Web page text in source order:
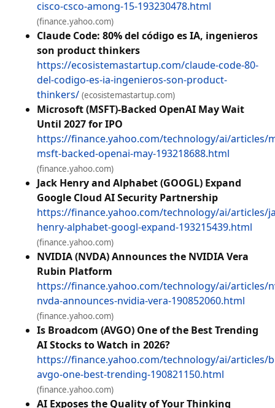
cisco-csco-among-15-193230478.html
(finance.yahoo.com)
Claude Code: 80% del código es IA, ingenieros
son product thinkers
https://ecosistemastartup.com/claude-code-80-
del-codigo-es-ia-ingenieros-son-product-
thinkers/ (ecosistemastartup.com)
Microsoft (MSFT)-Backed OpenAI May Wait
Until 2027 for IPO
https://finance.yahoo.com/technology/ai/articles/
msft-backed-openai-may-193218688.html
(finance.yahoo.com)
Jack Henry and Alphabet (GOOGL) Expand
Google Cloud AI Security Partnership
https://finance.yahoo.com/technology/ai/articles/
henry-alphabet-googl-expand-193215439.html
(finance.yahoo.com)
NVIDIA (NVDA) Announces the NVIDIA Vera
Rubin Platform
https://finance.yahoo.com/technology/ai/articles/
nvda-announces-nvidia-vera-190852060.html
(finance.yahoo.com)
Is Broadcom (AVGO) One of the Best Trending
AI Stocks to Watch in 2026?
https://finance.yahoo.com/technology/ai/articles/
avgo-one-best-trending-190821150.html
(finance.yahoo.com)
AI Exposes the Quality of Your Thinking